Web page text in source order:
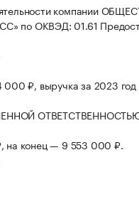
компании
по ОКВЭД: 01.61
000 ₽, выручка за 2023
на конец — 9 553 000 ₽.